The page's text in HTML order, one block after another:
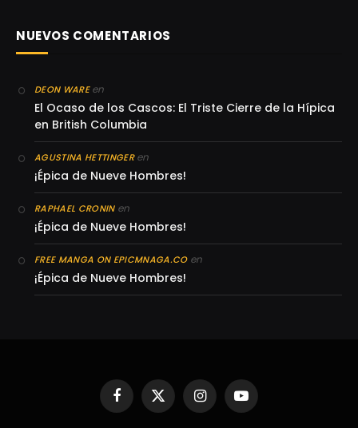
NUEVOS COMENTARIOS
DEON WAREen
El Ocaso de los Cascos: El Triste Cierre de la Hípica
en British Columbia
AGUSTINA HETTINGERen
¡Épica de Nueve Hombres!
RAPHAEL CRONINen
¡Épica de Nueve Hombres!
FREE MANGA ON EPICMNAGA.COen
¡Épica de Nueve Hombres!
Facebook
X
(Twitter)
InstagramYouTube